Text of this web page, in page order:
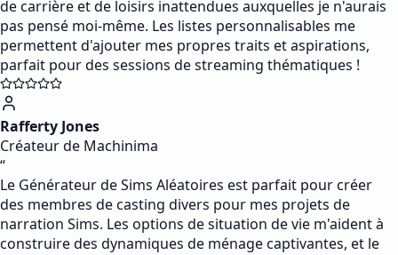
de carrière et de loisirs inattendues auxquelles je n'aurais
pas pensé moi-même. Les listes personnalisables me
permettent d'ajouter mes propres traits et aspirations,
parfait pour des sessions de streaming thématiques !
Rafferty Jones
Créateur de Machinima
“
Le Générateur de Sims Aléatoires est parfait pour créer
des membres de casting divers pour mes projets de
narration Sims. Les options de situation de vie m'aident à
construire des dynamiques de ménage captivantes, et le